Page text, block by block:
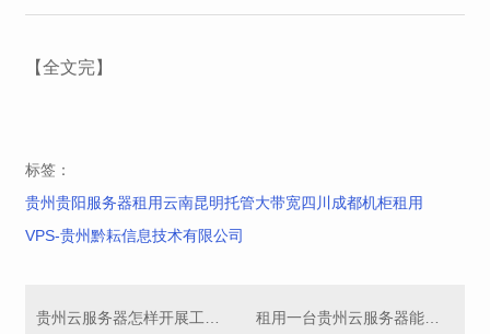
【全文完】
标签：
贵州贵阳服务器租用云南昆明托管大带宽四川成都机柜租用
VPS-贵州黔耘信息技术有限公司